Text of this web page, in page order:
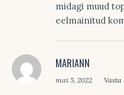
midagi muud
eelmainitud
MARIANN
mai 5, 2022 Vasta